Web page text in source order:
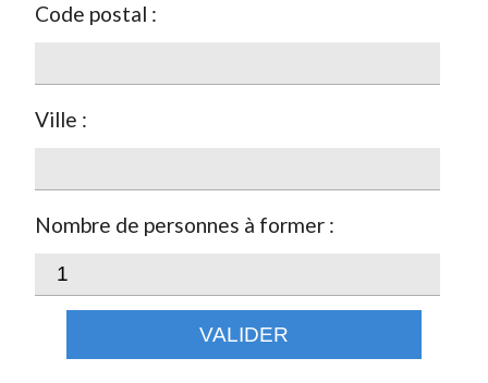
Code postal :
Ville :
Nombre de personnes à former :
VALIDER